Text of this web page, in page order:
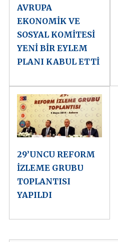
AVRUPA
EKONOMİK VE
SOSYAL KOMİTESİ
YENİ BİR EYLEM
PLANI KABUL ETTİ
29’UNCU REFORM
İZLEME GRUBU
TOPLANTISI
YAPILDI